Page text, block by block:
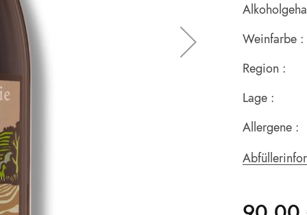
Weinfarbe :
Region :
Lage :
Allergene :